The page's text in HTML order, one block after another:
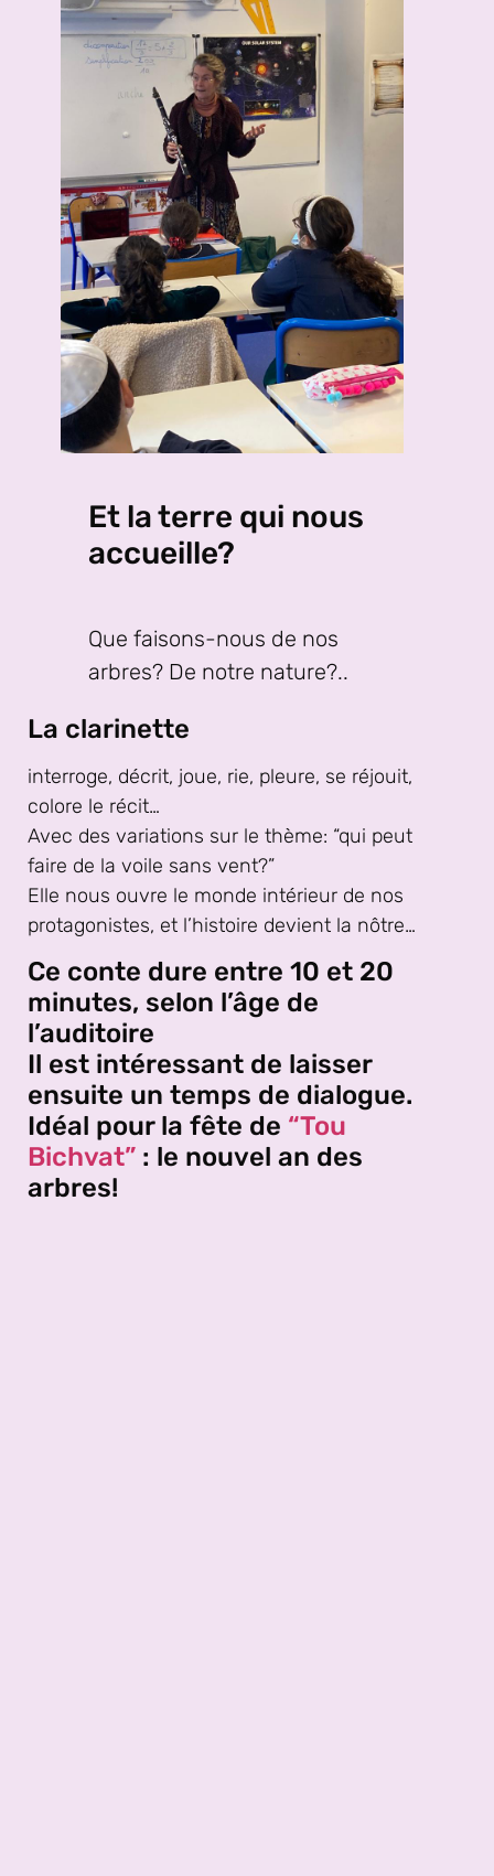
Et la terre qui nous
accueille?
Que faisons-nous de nos
arbres? De notre nature?..
La clarinette
interroge, décrit, joue, rie, pleure, se réjouit,
colore le récit…
Avec des variations sur le thème: “qui peut
faire de la voile sans vent?”
Elle nous ouvre le monde intérieur de nos
protagonistes, et l’histoire devient la nôtre…
Ce conte dure entre 10 et 20
minutes, selon l’âge de
l’auditoire
Il est intéressant de laisser
ensuite un temps de dialogue.
Idéal pour la fête de “Tou
Bichvat” : le nouvel an des
arbres!